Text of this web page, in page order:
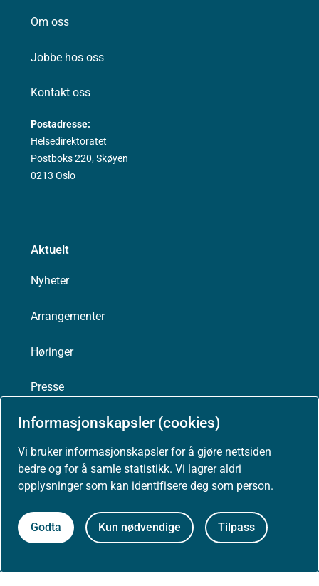
Informasjonskapsler (cookies)
Vi bruker informasjonskapsler for å gjøre nettsiden
bedre og for å samle statistikk. Vi lagrer aldri
opplysninger som kan identifisere deg som person.
Godta Kun nødvendige Tilpass
Om oss
Jobbe hos oss
Kontakt oss
Postadresse:
Helsedirektoratet
Postboks 220, Skøyen
0213 Oslo
Aktuelt
Nyheter
Arrangementer
Høringer
Presse
Om nettstedet
Personvernerklæring
Tilgjengelighetserklæring (uustatus.no)